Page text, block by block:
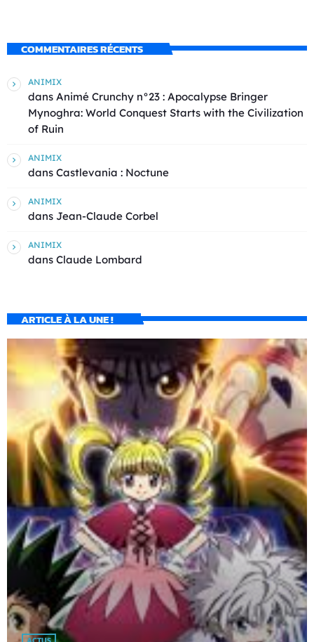
COMMENTAIRES RÉCENTS
ANIMIX
dans Animé Crunchy n°23 : Apocalypse Bringer
Mynoghra: World Conquest Starts with the Civilization
of Ruin
ANIMIX
dans Castlevania : Noctune
ANIMIX
dans Jean-Claude Corbel
ANIMIX
dans Claude Lombard
ARTICLE À LA UNE !